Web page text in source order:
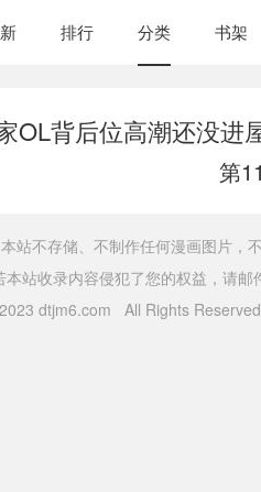
排行 分类 书架
OL背后位高潮还没进
第
站不存储、不制作任何漫画图片，
本站收录内容侵犯了您的权益，请邮
dtjm6.com All Rights